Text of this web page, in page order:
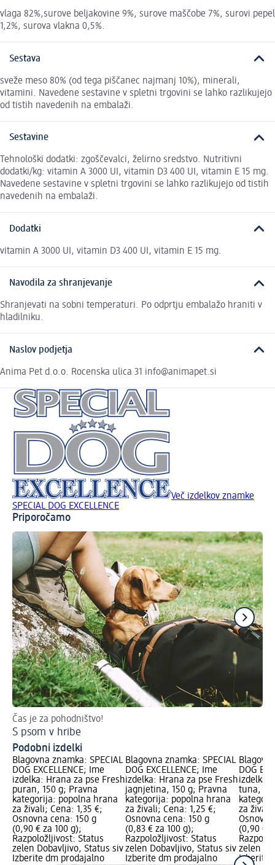
vlaga 82%,surove beljakovine 9%, surove maščobe 7%, surovi pepel
1,2%, surova vlakna 0,5%.
Sestava
sveže meso 80% (od tega piščanec najmanj 10%), minerali,
vitamini. Navedene sestavine v spletni trgovini se lahko razlikujejo
od tistih navedenih na embalaži.
Sestavine
Tehnološki dodatki: zgoščevalci, želirno sredstvo. Nutritivni
dodatki/kg: vitamin A 3000 UI, vitamin D3 400 UI, vitamin E 15 mg.
Navedene sestavine v spletni trgovini se lahko razlikujejo od tistih
navedenih na embalaži.
Dodatki
vitamin A 3000 UI, vitamin D3 400 UI, vitamin E 15 mg.
Navodila za shranjevanje
Shranjevati na sobni temperaturi. Po odprtju embalažo hraniti v
hladilniku.
Naslov podjetja
Anima Pet d.o.o. Rocenska ulica 31 info@animapet.si
Več izdelkov znamke
SPECIAL DOG EXCELLENCE
Priporočamo
Čas je za pohodništvo!
S psom v hribe
Podobni izdelki
Blagovna znamka: SPECIAL
DOG EXCELLENCE; Ime
izdelka: Hrana za pse Fresh
puran, 150 g; Pravna
kategorija: popolna hrana
za živali; Cena: 1,35 €;
Osnovna cena: 150 g
(0,90 € za 100 g);
Razpoložljivost: Status
zelen Dobavljivo, Status siv
Izberite dm prodajalno
Blagovna znamka: SPECIAL
DOG EXCELLENCE; Ime
izdelka: Hrana za pse Fresh
jagnjetina, 150 g; Pravna
kategorija: popolna hrana
za živali; Cena: 1,25 €;
Osnovna cena: 150 g
(0,83 € za 100 g);
Razpoložljivost: Status
zelen Dobavljivo, Status siv
Izberite dm prodajalno
DOG
izdelka:
tuna,
za
(0,90 €
zelen
Izberite